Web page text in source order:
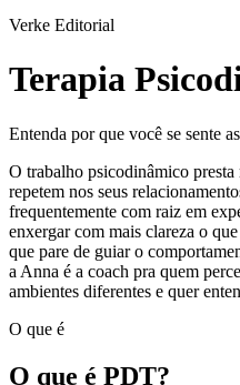
Verke Editorial
Terapia
Entenda por que você se sente
O trabalho psicodinâmico presta
repetem nos seus
frequentemente com raiz em
enxergar com mais clareza o
que pare de guiar o
a Anna é a coach pra quem
ambientes diferentes e quer
O que é
O que é PDT?